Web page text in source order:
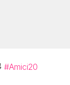
#Amici20